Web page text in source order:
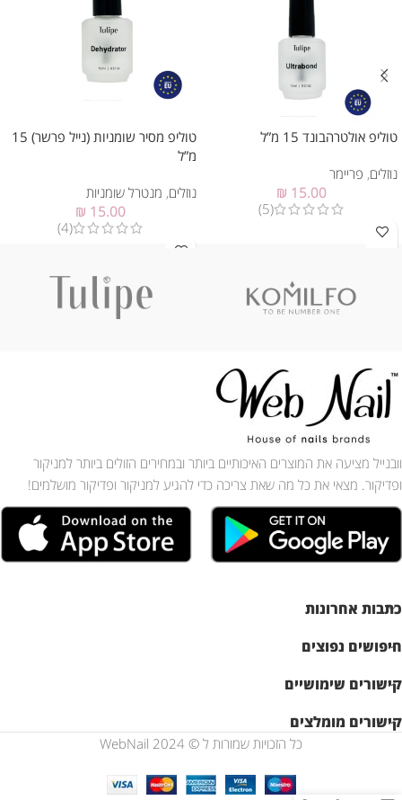
טוליפ אולטרהבונד 15 מ”ל
נוזלים, פריימר
₪ 15.00
(5)
טוליפ מסיר שומניות (נייל פרשר) 15
מ”ל
נוזלים, מנטרל שומניות
₪ 15.00
(4)
וובנייל מציעה את המוצרים האיכותיים ביותר ובמחירים הזולים ביותר למניקור
ופדיקור. מצאי את כל מה שאת צריכה כדי להגיע למניקור ופדיקור מושלמים!
כתבות אחרונות
חיפושים נפוצים
קישורים שימושיים
קישורים מומלצים
כל הזכויות שמורות ל © WebNail 2024